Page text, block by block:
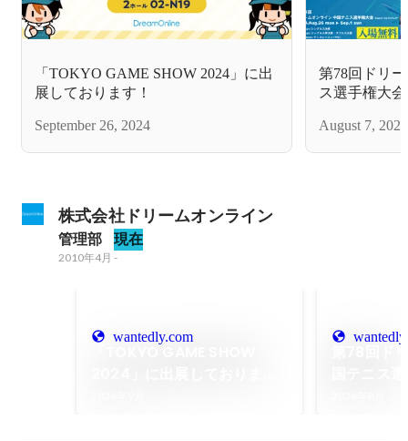
「TOKYO GAME SHOW 2024」に出
展しております！
September 26, 2024
第78回ドリ
ス選手権大
August 7, 2024
株式会社ドリームオンライン
管理部 現在
2010年4月 -
wantedly.com